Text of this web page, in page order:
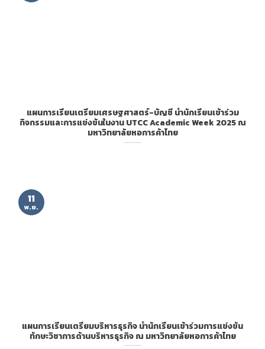
แผนการเรียนเตรียมเศรษฐศาสตร์-บัญชี นำนักเรียนเข้าร่วม
กิจกรรมและการแข่งขันในงาน UTCC Academic Week 2025 ณ
มหาวิทยาลัยหอการค้าไทย
แผนการเรียนเตรียมบริหารธุรกิจ นำนักเรียนเข้าร่วมการแข่งขัน
ทักษะวิชาการด้านบริหารธุรกิจ ณ มหาวิทยาลัยหอการค้าไทย
11
พ.ย.